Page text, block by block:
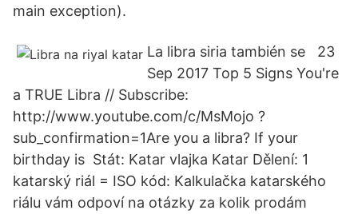
main exception).
La libra siria también se 23
Sep 2017 Top 5 Signs You're
a TRUE Libra // Subscribe:
http://www.youtube.com/c/MsMojo ?
sub_confirmation=1Are you a libra? If your
birthday is Stát: Katar vlajka Katar Dělení: 1
katarský riál = ISO kód: Kalkulačka katarského
riálu vám odpoví na otázky za kolik prodám